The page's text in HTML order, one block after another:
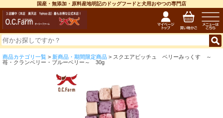
国産・無添加・原料産地明記のドッグフードと犬用おやつの専門店
商品カテゴリ一覧 > 新商品・期間限定商品 > スクエアビッチュ ベリーみっくす ～
苺・クランベリー・ブルーベリー～ 30g